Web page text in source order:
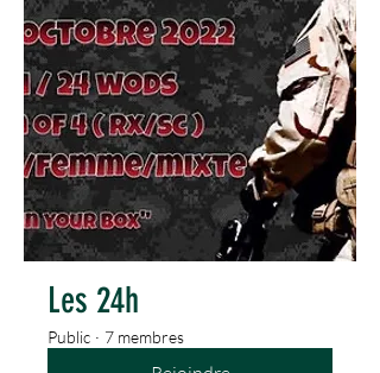
Les 24h
Public · 7 membres